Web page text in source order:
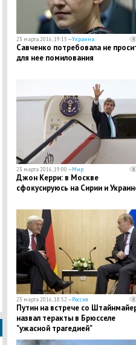
23 марта 2016, 19:15 —Украина
Савченко потребовала не
для нее помилования
23 марта 2016, 19:00 —Мир
Джон Керри: в Москве
сфокусируюсь на Сирии и
23 марта 2016, 18:52 —Россия
Путин на встрече со
назвал теракты в Брюсселе
"ужасной трагедией"